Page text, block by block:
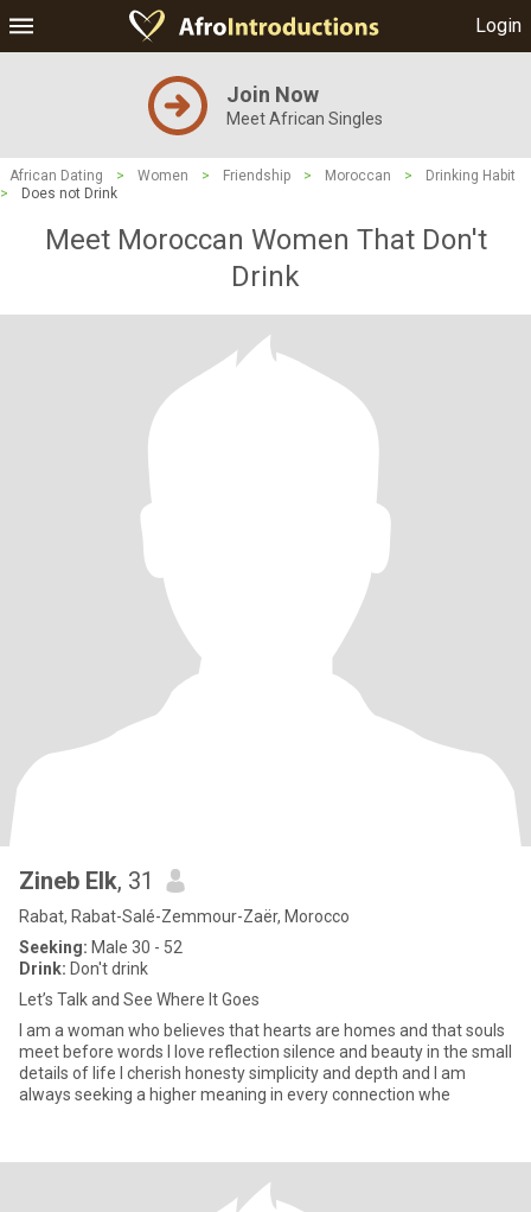
Login
Join Now
Meet African Singles
African Dating > Women > Friendship > Moroccan >
Drinking Habit
>
Does not Drink
Meet Moroccan Women That Don't
Drink
Zineb Elk, 31
Rabat, Rabat-Salé-Zemmour-Zaër, Morocco
Seeking: Male 30 - 52
Drink: Don't drink
Let’s Talk and See Where It Goes
I am a woman who believes that hearts are homes and that souls
meet before words I love reflection silence and beauty in the small
details of life I cherish honesty simplicity and depth and I am
always seeking a higher meaning in every connection whe